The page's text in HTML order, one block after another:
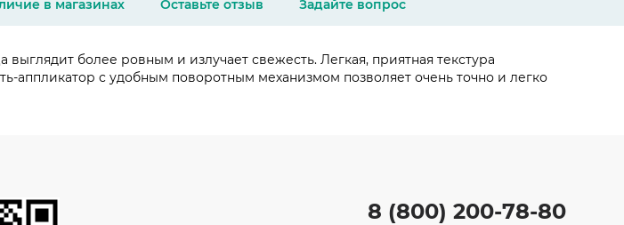
в магазинах Оставьте отзыв Задайте вопрос
более ровным и излучает свежесть. Легкая, приятная текстура
аппликатор с удобным поворотным механизмом позволяет очень точно и легко
8 (800) 200-78-80